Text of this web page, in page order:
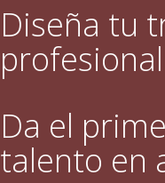
Diseña tu
Da el
talento en